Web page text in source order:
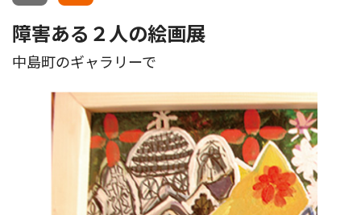
障害ある２人の絵画展
中島町のギャラリーで